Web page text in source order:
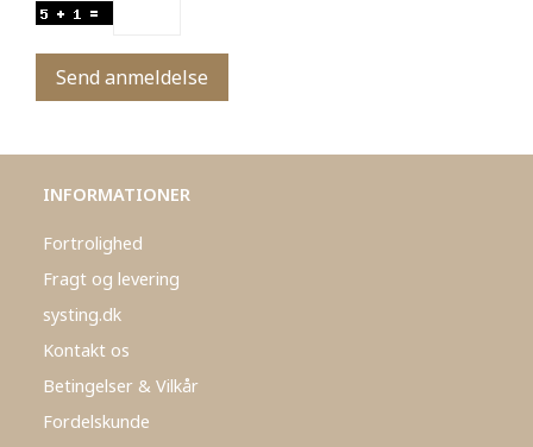
Send anmeldelse
INFORMATIONER
Fortrolighed
Fragt og levering
systing.dk
Kontakt os
Betingelser & Vilkår
Fordelskunde